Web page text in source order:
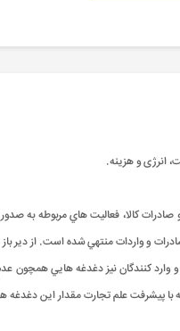
انرژی و هزینه.
کالا، فعاليت هاي مربوطه به صدور
و واردات منتهي شده است. از دير
کنندگان نيز دغدغه هايي همچون عدم
چه با پيشرفت علم تجارت مقدار اين